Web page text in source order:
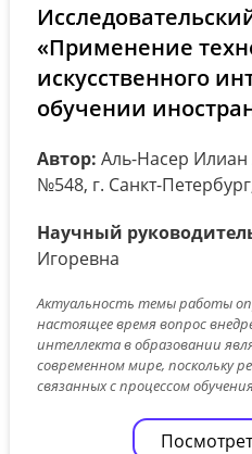
«Применение
искусственного
обучении
Автор: Аль-Насер
№548, г. Санкт-
Научный
Игоревна
Актуальность темы работы
настоящее время вопрос
интеллекта в образовании
современном мире, поскольку
связанных с процессом